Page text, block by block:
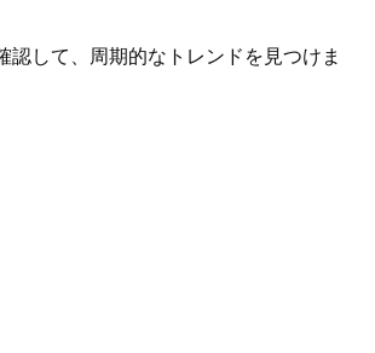
認して、周期的なトレンドを見つけま